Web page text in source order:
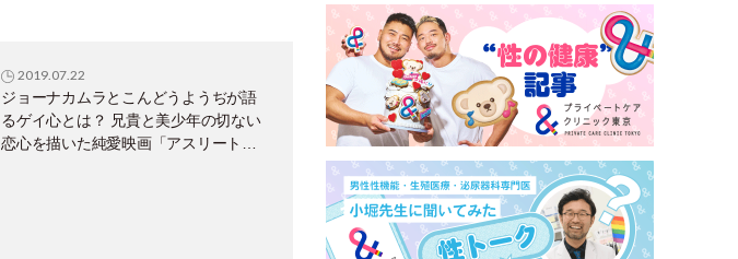
2019.07.22
ジョーナカムラとこんどうようぢが語
るゲイ心とは？ 兄貴と美少年の切ない
恋心を描いた純愛映画「アスリート～